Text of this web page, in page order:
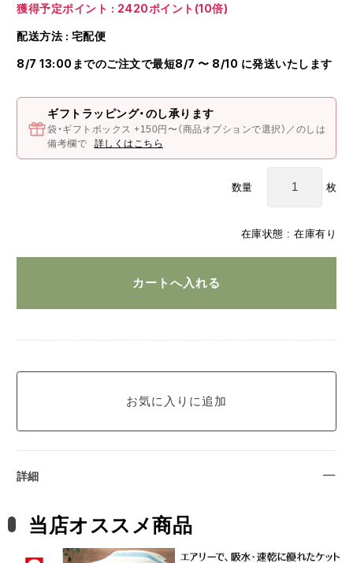
在庫状態 : 在庫有り
獲得予定ポイント : 2420ポイント(10倍)
配送方法 : 宅配便
8/7 13:00までのご注文で最短8/7 〜 8/10 に発送いたします
ギフトラッピング・のし承ります
袋・ギフトボックス +150円〜（商品オプションで選択）／のしは
備考欄で
詳しくはこちら
数量 枚
詳細
当店オススメ商品